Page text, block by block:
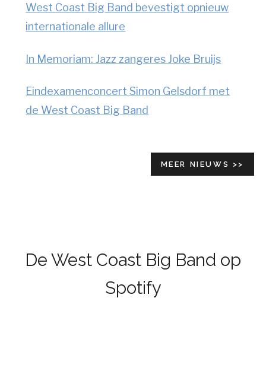
West Coast Big Band bevestigt opnieuw
internationale allure
In Memoriam: Jazz zangeres Joke Bruijs
Eindexamenconcert Simon Gelsdorf met
de West Coast Big Band
MEER NIEUWS >>
De West Coast Big Band op
Spotify